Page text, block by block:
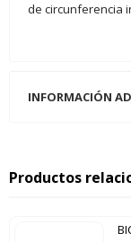
de circunferencia
INFORMACIÓN
Productos